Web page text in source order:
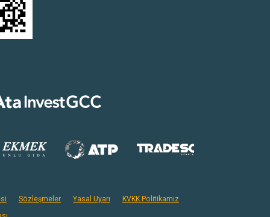
Sözleşmeler Yasal Uyarı
KVKK Politikamız